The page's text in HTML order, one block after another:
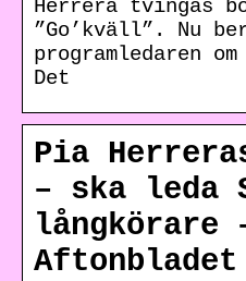
Herrera tvingas
”Go’kväll”. Nu
programledaren
Det
Pia
– ska leda
långkörare
Aftonbladet